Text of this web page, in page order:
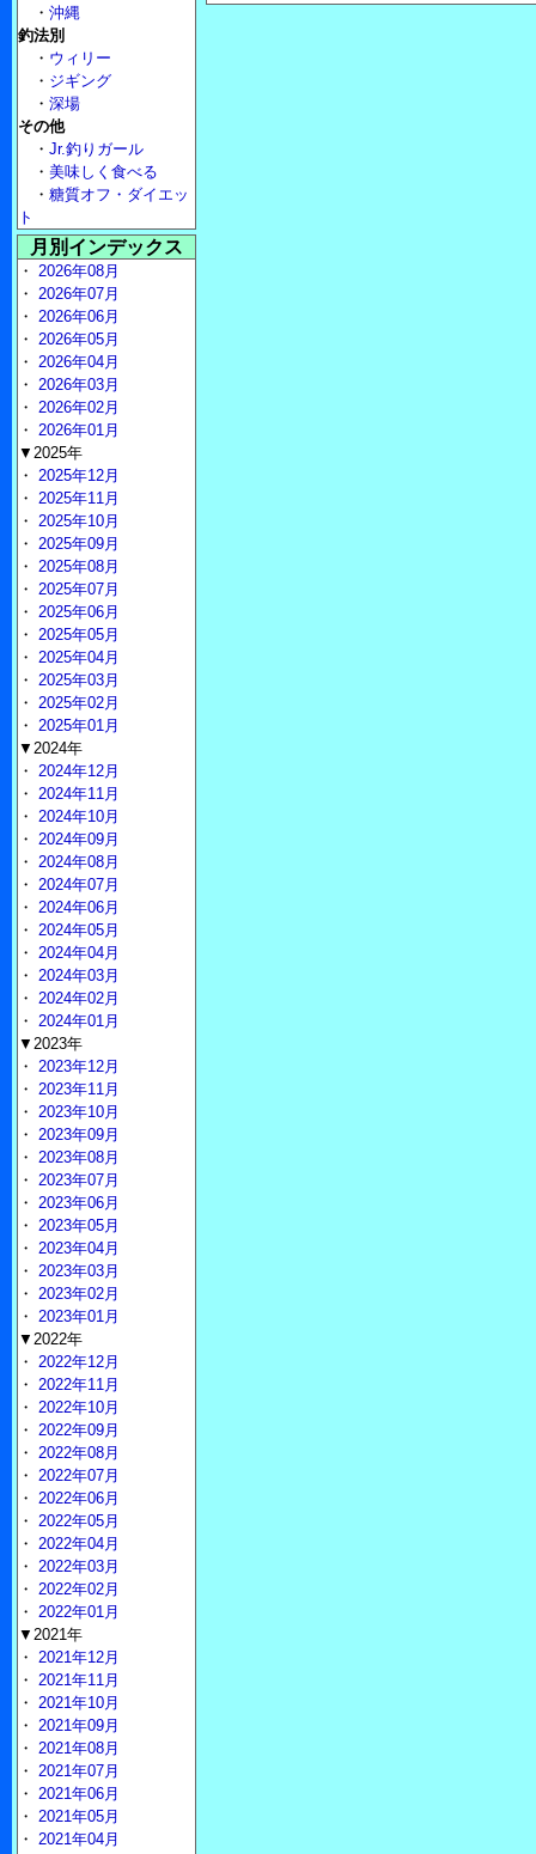
・ 沖縄
釣法別
・ ウィリー
・ ジギング
・ 深場
その他
・ Jr.釣りガール
・ 美味しく食べる
・ 糖質オフ・ダイエッ
ト
月別インデックス
・ 2026年08月
・ 2026年07月
・ 2026年06月
・ 2026年05月
・ 2026年04月
・ 2026年03月
・ 2026年02月
・ 2026年01月
▼2025年
・ 2025年12月
・ 2025年11月
・ 2025年10月
・ 2025年09月
・ 2025年08月
・ 2025年07月
・ 2025年06月
・ 2025年05月
・ 2025年04月
・ 2025年03月
・ 2025年02月
・ 2025年01月
▼2024年
・ 2024年12月
・ 2024年11月
・ 2024年10月
・ 2024年09月
・ 2024年08月
・ 2024年07月
・ 2024年06月
・ 2024年05月
・ 2024年04月
・ 2024年03月
・ 2024年02月
・ 2024年01月
▼2023年
・ 2023年12月
・ 2023年11月
・ 2023年10月
・ 2023年09月
・ 2023年08月
・ 2023年07月
・ 2023年06月
・ 2023年05月
・ 2023年04月
・ 2023年03月
・ 2023年02月
・ 2023年01月
▼2022年
・ 2022年12月
・ 2022年11月
・ 2022年10月
・ 2022年09月
・ 2022年08月
・ 2022年07月
・ 2022年06月
・ 2022年05月
・ 2022年04月
・ 2022年03月
・ 2022年02月
・ 2022年01月
▼2021年
・ 2021年12月
・ 2021年11月
・ 2021年10月
・ 2021年09月
・ 2021年08月
・ 2021年07月
・ 2021年06月
・ 2021年05月
・ 2021年04月